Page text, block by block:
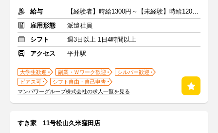
給与
【経験者】時給1300円～【未経験】時給1200円～ ※交通費全額
雇用形態
派遣社員
シフト
週3日以上 1日4時間以上
アクセス
平井駅
大学生歓迎 副業・Ｗワーク歓迎
シルバー歓迎
ピアス可
シフト自由・自己申告
マンパワーグループ株式会社の求人一覧を見る
すき家 11号松山久米窪田店